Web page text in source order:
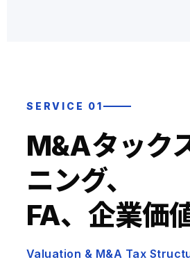
SERVICE 01
M&Aタック
ニング、
FA、企業価
Valuation & M&A Tax